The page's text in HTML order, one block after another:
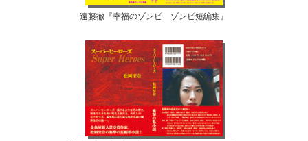
遠藤徹『幸福のゾンビ ゾンビ短編集』